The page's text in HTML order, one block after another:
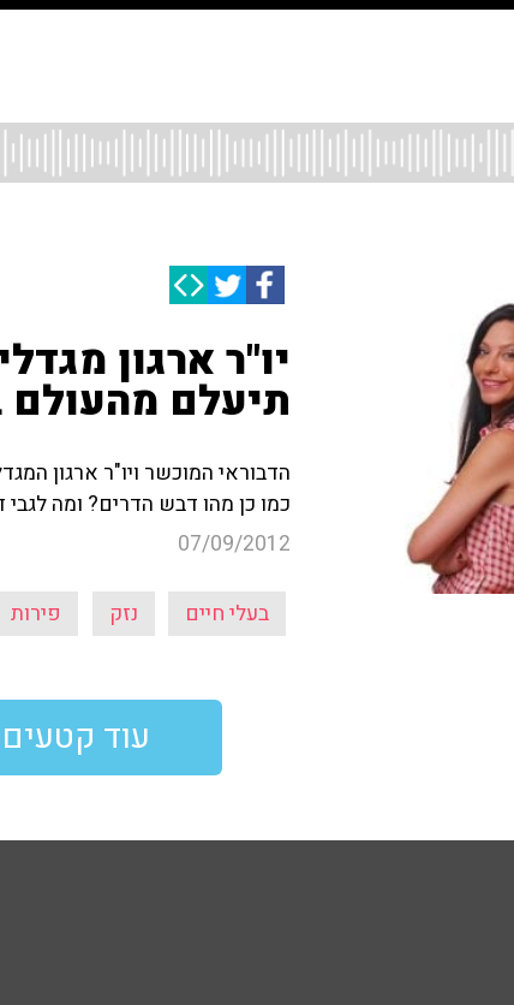
יו"ר ארגון
תיעלם מהעולם
הדבוראי המוכשר ויו"ר ארגון
כמו כן מהו דבש הדרים? ומה
07/09/2012
בעלי חיים נזק פירות
עוד קטעים